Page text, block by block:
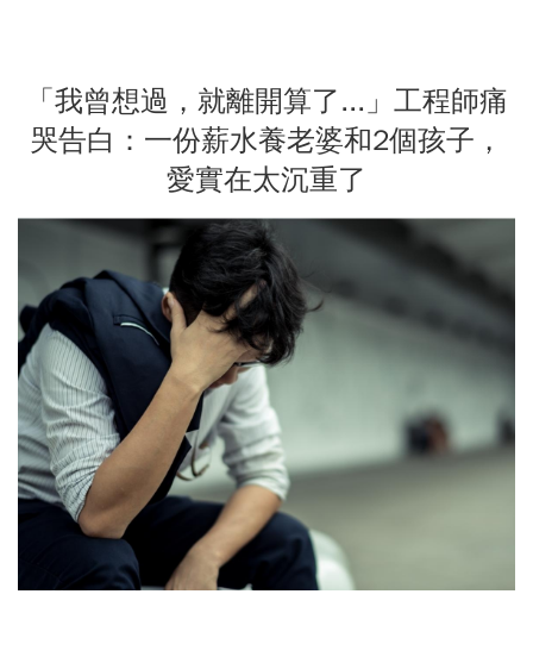
「我曾想過，就離開算了...」工程師痛
哭告白：一份薪水養老婆和2個孩子，
愛實在太沉重了